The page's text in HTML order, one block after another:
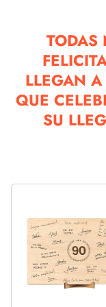
TODAS
LLEGAN
QUE
SU